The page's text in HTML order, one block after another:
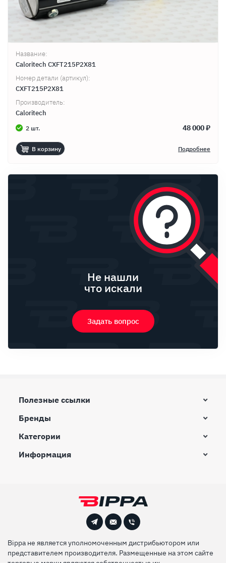
Название:
Caloritech CXFT215P2X81
Номер детали (артикул):
CXFT215P2X81
Производитель:
Caloritech
2 шт. 48 000 ₽
В корзину Подробнее
Не нашли
что искали
Задать вопрос
Полезные ссылки
Бренды
Категории
Информация
Bippa не является уполномоченным дистрибьютором или
представителем производителя. Размещенные на этом сайте